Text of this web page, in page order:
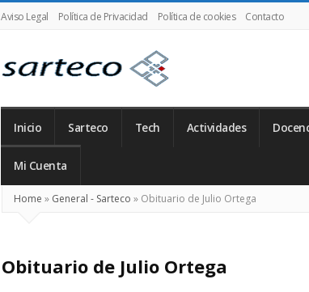
Aviso Legal Política de Privacidad Política de cookies Contacto
Inicio Sarteco Tech Actividades
Mi Cuenta
Home » General - Sarteco » Obituario de Julio Ortega
Obituario de Julio Ortega